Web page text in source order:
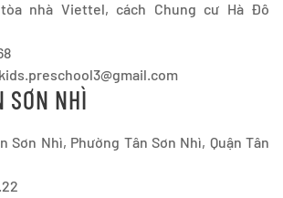
nhà Viettel, cách Chung cư Hà Đô
SƠN NHÌ
Sơn Nhì, Phường Tân Sơn Nhì, Quận Tân